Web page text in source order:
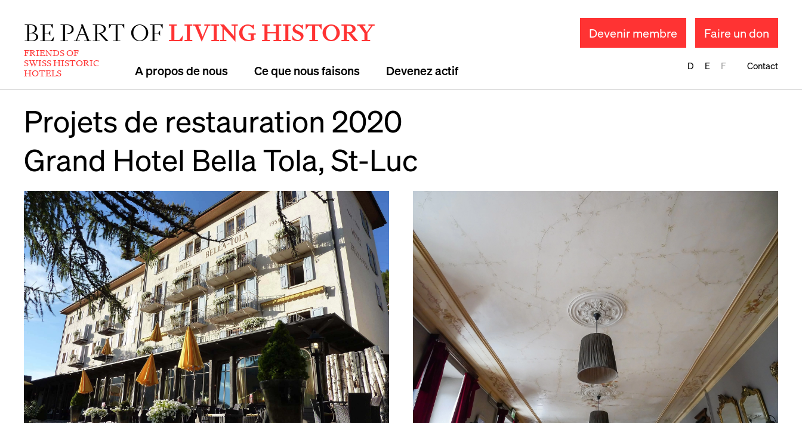
BE PART OFLIVING HISTORY
FRIENDS OF
SWISS HISTORIC
HOTELS
A propos de nous Ce que nous faisons Devenez actif
Devenir membre Faire un don
D E F Contact
Projets de restauration 2020
Grand Hotel Bella Tola, St-Luc